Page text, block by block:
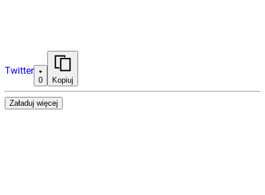
Twitter
0 Kopiuj
Załaduj więcej